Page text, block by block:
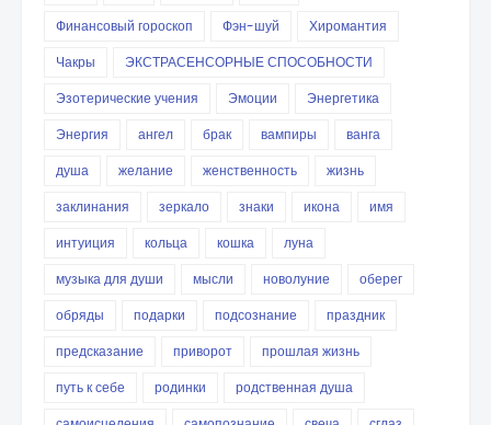
Финансовый гороскоп
Фэн-шуй
Хиромантия
Чакры
ЭКСТРАСЕНСОРНЫЕ СПОСОБНОСТИ
Эзотерические учения
Эмоции
Энергетика
Энергия
ангел брак вампиры
ванга
душа
желание женственность
жизнь
заклинания
зеркало знаки икона
имя
интуиция
кольца кошка
луна
музыка для души
мысли новолуние
оберег
обряды
подарки подсознание
праздник
предсказание
приворот
прошлая жизнь
путь к себе
родинки
родственная душа